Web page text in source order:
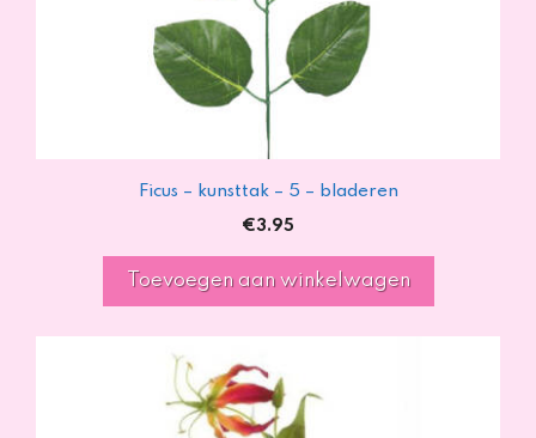
Ficus – kunsttak – 5 – bladeren
€3.95
Toevoegen aan winkelwagen